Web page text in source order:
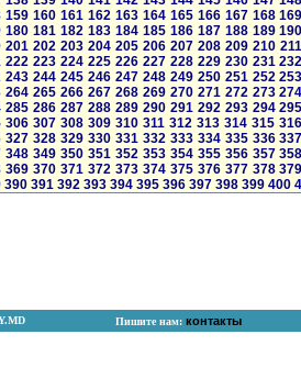
159 160 161 162 163 164 165 166 167 168
180 181 182 183 184 185 186 187 188 189
201 202 203 204 205 206 207 208 209 210 211
222 223 224 225 226 227 228 229 230 231
243 244 245 246 247 248 249 250 251 252
264 265 266 267 268 269 270 271 272 273
285 286 287 288 289 290 291 292 293 294
306 307 308 309 310 311 312 313 314 315 316
327 328 329 330 331 332 333 334 335 336
348 349 350 351 352 353 354 355 356 357
369 370 371 372 373 374 375 376 377 378
390 391 392 393 394 395 396 397 398 399 400
Пишите нам: контакты